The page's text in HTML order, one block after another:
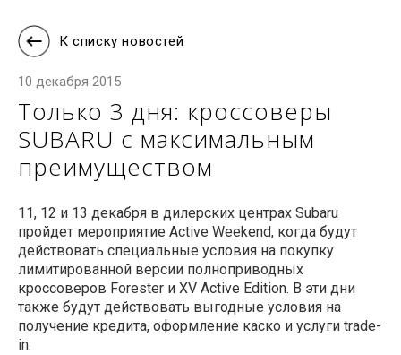
К списку новостей
10 декабря 2015
Только 3 дня: кроссоверы
SUBARU с максимальным
преимуществом
11, 12 и 13 декабря в дилерских центрах Subaru
пройдет мероприятие Active Weekend, когда будут
действовать специальные условия на покупку
лимитированной версии полноприводных
кроссоверов Forester и XV Active Edition. В эти дни
также будут действовать выгодные условия на
получение кредита, оформление каско и услуги trade-
in.